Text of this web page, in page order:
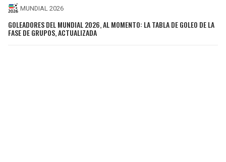
MUNDIAL 2026
GOLEADORES DEL MUNDIAL 2026, AL MOMENTO: LA TABLA DE GOLEO DE LA
FASE DE GRUPOS, ACTUALIZADA